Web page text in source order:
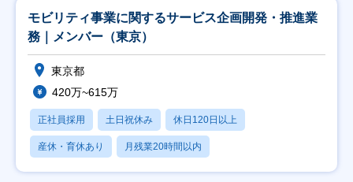
モビリティ事業に関するサービス企画開発・推進業
務｜メンバー（東京）
東京都
420万~615万
正社員採用 土日祝休み 休日120日以上
産休・育休あり 月残業20時間以内